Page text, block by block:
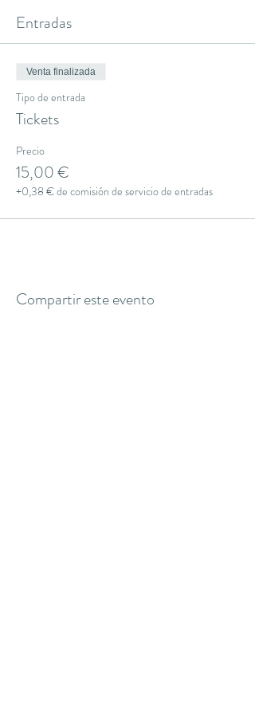
Entradas
Venta finalizada
Tipo de entrada
Tickets
Precio
15,00 €
+0,38 € de comisión de servicio de entradas
Compartir este evento